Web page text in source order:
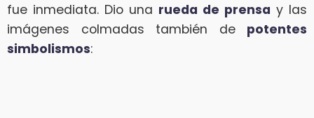
fue inmediata. Dio una rueda de prensa y las
imágenes colmadas también de potentes
simbolismos: